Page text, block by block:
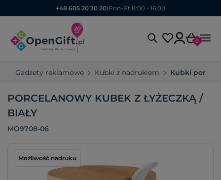
+48 605 20 30 20| Pon-Pt 8:00 - 16:00
0
Gadżety reklamowe Kubki z nadrukiem Kubki
PORCELANOWY KUBEK Z ŁYŻECZKĄ /
BIAŁY
MO9708-06
Możliwość nadruku